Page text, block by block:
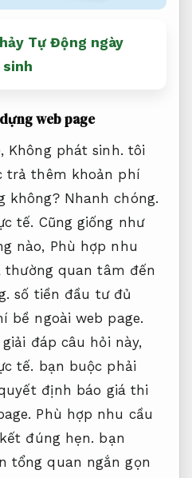
Tự Động ngày
web page
Không phát sinh. tôi
trả thêm khoản phí
không? Nhanh chóng.
tế. Cũng giống như
nào, Phù hợp nhu
thường quan tâm đến
số tiền đầu tư đủ
bề ngoài web page.
đáp câu hỏi này,
tế. bạn buộc phải
định báo giá thi
Phù hợp nhu cầu
đúng hẹn. bạn
tổng quan ngắn gọn